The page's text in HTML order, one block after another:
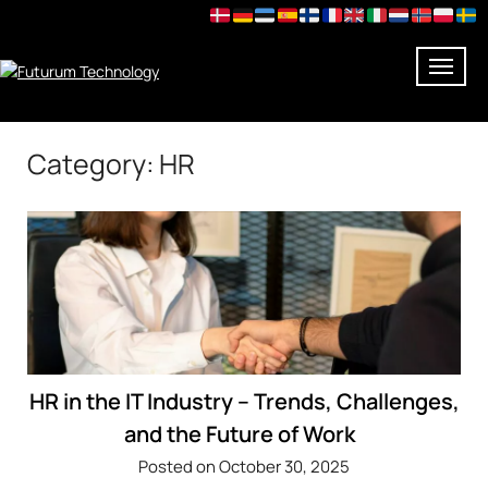
Category: HR
HR in the IT Industry – Trends, Challenges,
and the Future of Work
Posted on October 30, 2025